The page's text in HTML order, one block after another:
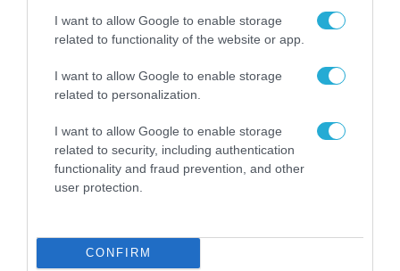
I want to allow Google to enable storage
related to functionality of the website or app.
I want to allow Google to enable storage
related to personalization.
I want to allow Google to enable storage
related to security, including authentication
functionality and fraud prevention, and other
user protection.
CONFIRM
ΟΛΗ Η ΡΟΗ ΕΙΔΗΣΕΩΝ